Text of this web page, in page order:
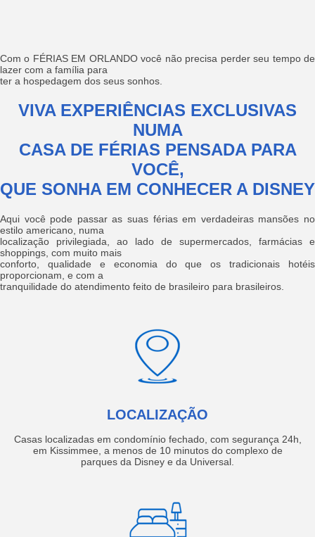
Com o FÉRIAS EM ORLANDO você não precisa perder seu tempo de
lazer com a família para
ter a hospedagem dos seus sonhos.
VIVA EXPERIÊNCIAS EXCLUSIVAS
NUMA
CASA DE FÉRIAS PENSADA PARA
VOCÊ,
QUE SONHA EM CONHECER A DISNEY
Aqui você pode passar as suas férias em verdadeiras mansões no
estilo americano, numa
localização privilegiada, ao lado de supermercados, farmácias e
shoppings, com muito mais
conforto, qualidade e economia do que os tradicionais hotéis
proporcionam, e com a
tranquilidade do atendimento feito de brasileiro para brasileiros.
LOCALIZAÇÃO
Casas localizadas em condomínio fechado, com segurança 24h,
em Kissimmee, a menos de 10 minutos do complexo de
parques da Disney e da Universal.